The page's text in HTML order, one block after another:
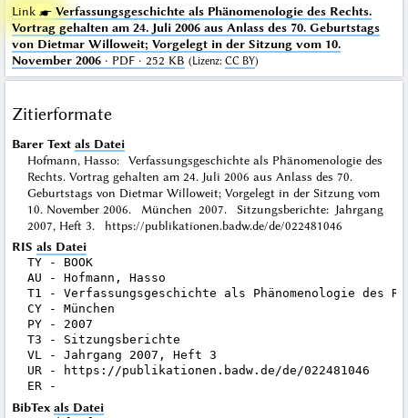
Link ☛ Verfassungsgeschichte als Phänomenologie des Rechts.
Vortrag gehalten am 24. Juli 2006 aus Anlass des 70. Geburtstags
von Dietmar Willoweit; Vorgelegt in der Sitzung vom 10.
November 2006· PDF · 252 KB (Lizenz: CC BY)
Zitierformate
Barer Text als Datei
Hofmann, Hasso: Verfassungsgeschichte als Phänomenologie des
Rechts. Vortrag gehalten am 24. Juli 2006 aus Anlass des 70.
Geburtstags von Dietmar Willoweit; Vorgelegt in der Sitzung vom
10. November 2006. München 2007. Sitzungsberichte: Jahrgang
2007, Heft 3. https://publikationen.badw.de/de/022481046
RIS als Datei
TY - BOOK
AU - Hofmann, Hasso
T1 - Verfassungsgeschichte als Phänomenologie des
CY - München
PY - 2007
T3 - Sitzungsberichte
VL - Jahrgang 2007, Heft 3
UR - https://publikationen.badw.de/de/022481046
BibTex als Datei